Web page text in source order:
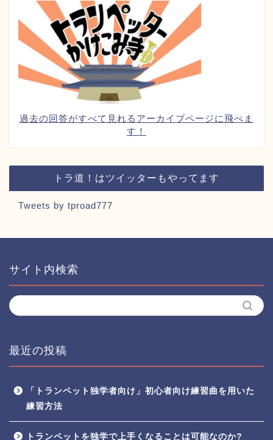
過去の回答がすべて見れるアーカイブページに飛べま
す！
トラ道！はツイッターもやってます
Tweets by tproad777
サイト内検索
最近の投稿
「トランペット独学者向け」初心者向け練習曲を用いた
練習方法
トランペットを独学で上手くなることは可能なのか?